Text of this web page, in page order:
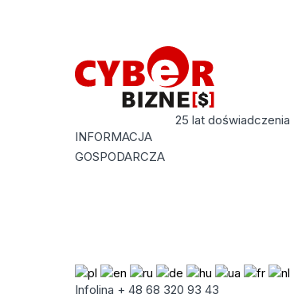
25 lat doświadczenia
INFORMACJA
GOSPODARCZA
Infolina + 48 68 320 93 43